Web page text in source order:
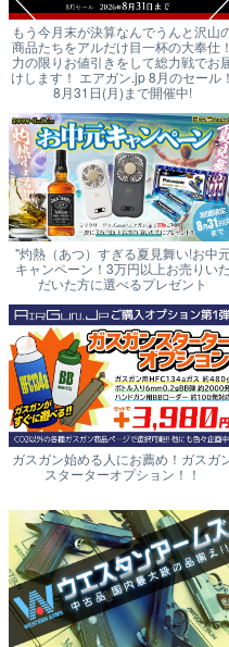
もう今月末が決算なんでうんと沢山
商品たちをアルだけ目一杯の大奉仕！
力の限りお値引きをして総力戦でお
けします！ エアガン.jp 8月のセール！
8月31日(月)まで開催中!
"灼熱（あつ）すぎる夏見舞い!お中
キャンペーン！3万円以上お売りいた
だいた方に選べるプレゼント
ガスガン始める人にお薦め！ガスガ
スターターオプション！！